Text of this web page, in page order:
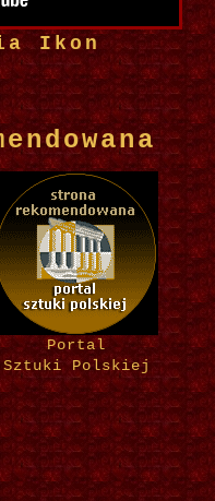
Ikon
Portal
Sztuki Polskiej